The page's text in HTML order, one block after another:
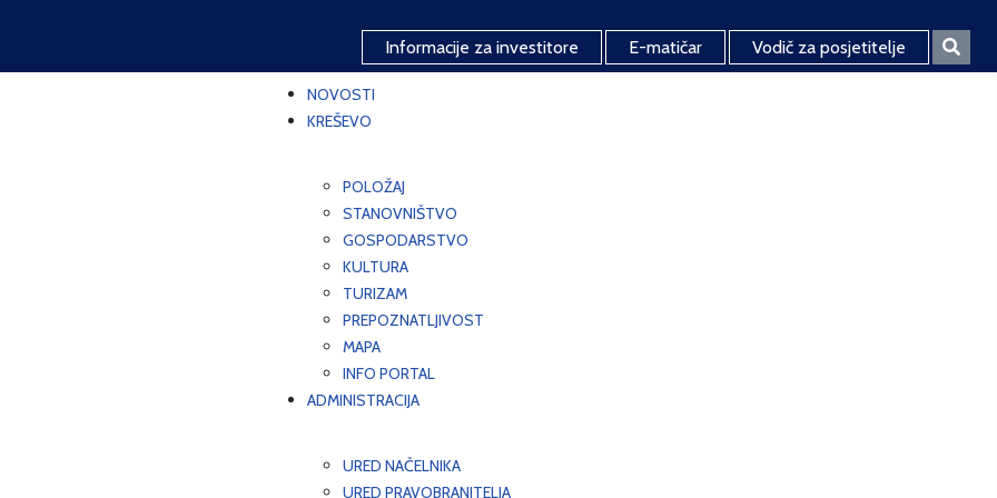
Informacije za investitore E-matičar Vodič za posjetitelje
NOVOSTI
KREŠEVO
POLOŽAJ
STANOVNIŠTVO
GOSPODARSTVO
KULTURA
TURIZAM
PREPOZNATLJIVOST
MAPA
INFO PORTAL
ADMINISTRACIJA
URED NAČELNIKA
URED PRAVOBRANITELJA